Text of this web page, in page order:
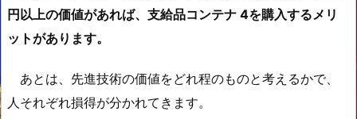
円以上の価値があれば、支給品コンテナ 4を購入するメリ
ットがあります。
あとは、先進技術の価値をどれ程のものと考えるかで、
人それぞれ損得が分かれてきます。